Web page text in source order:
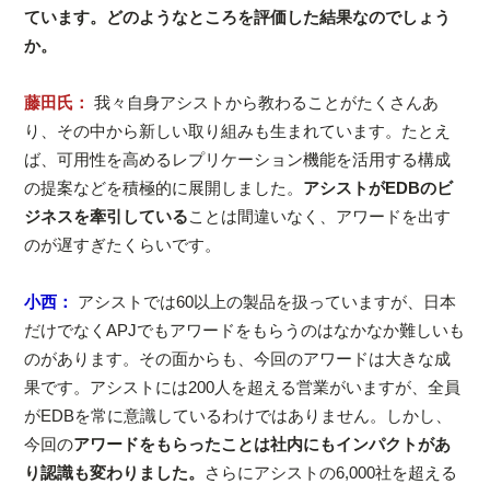
ています。どのようなところを評価した結果なのでしょう
か。
藤田氏：
我々自身アシストから教わることがたくさんあ
り、その中から新しい取り組みも生まれています。たとえ
ば、可用性を高めるレプリケーション機能を活用する構成
の提案などを積極的に展開しました。 アシストがEDBのビ
ジネスを牽引していることは間違いなく、アワードを出す
のが遅すぎたくらいです。
小西：
アシストでは60以上の製品を扱っていますが、日本
だけでなくAPJでもアワードをもらうのはなかなか難しいも
のがあります。その面からも、今回のアワードは大きな成
果です。アシストには200人を超える営業がいますが、全員
がEDBを常に意識しているわけではありません。しかし、
今回のアワードをもらったことは社内にもインパクトがあ
り認識も変わりました。 さらにアシストの6,000社を超える